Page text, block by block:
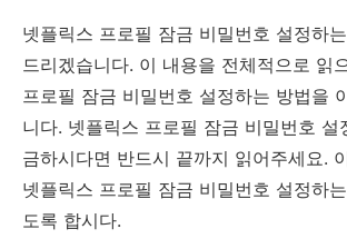
넷플릭스 프로필 잠금 비밀번호 설정하
드리겠습니다. 이 내용을 전체적으로 읽
프로필 잠금 비밀번호 설정하는 방법을
니다. 넷플릭스 프로필 잠금 비밀번호 설
금하시다면 반드시 끝까지 읽어주세요.
넷플릭스 프로필 잠금 비밀번호 설정하
도록 합시다.